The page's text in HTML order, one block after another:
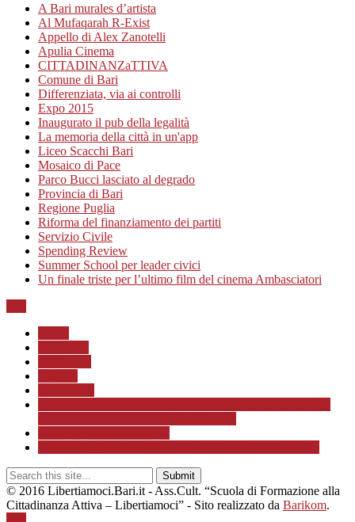
A Bari murales d’artista
Al Mufaqarah R-Exist
Appello di Alex Zanotelli
Apulia Cinema
CITTADINANZaTTIVA
Comune di Bari
Differenziata, via ai controlli
Expo 2015
Inaugurato il pub della legalità
La memoria della città in un'app
Liceo Scacchi Bari
Mosaico di Pace
Parco Bucci lasciato al degrado
Provincia di Bari
Regione Puglia
Riforma del finanziamento dei partiti
Servizio Civile
Spending Review
Summer School per leader civici
Un finale triste per l’ultimo film del cinema Ambasciatori
© 2016 Libertiamoci.Bari.it - Ass.Cult. “Scuola di Formazione alla
Cittadinanza Attiva – Libertiamoci” - Sito realizzato da Barikom.